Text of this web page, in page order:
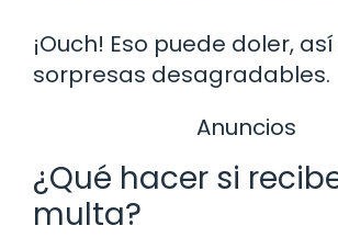
¡Ouch! Eso puede doler,
sorpresas desagradables.
Anuncios
¿Qué hacer si
multa?